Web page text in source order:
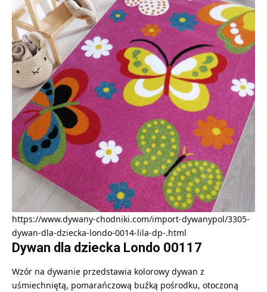
https://www.dywany-chodniki.com/import-dywanypol/3305-
dywan-dla-dziecka-londo-0014-lila-dp-.html
Dywan dla dziecka Londo 00117
Wzór na dywanie przedstawia kolorowy dywan z
uśmiechniętą, pomarańczową buźką pośrodku, otoczoną